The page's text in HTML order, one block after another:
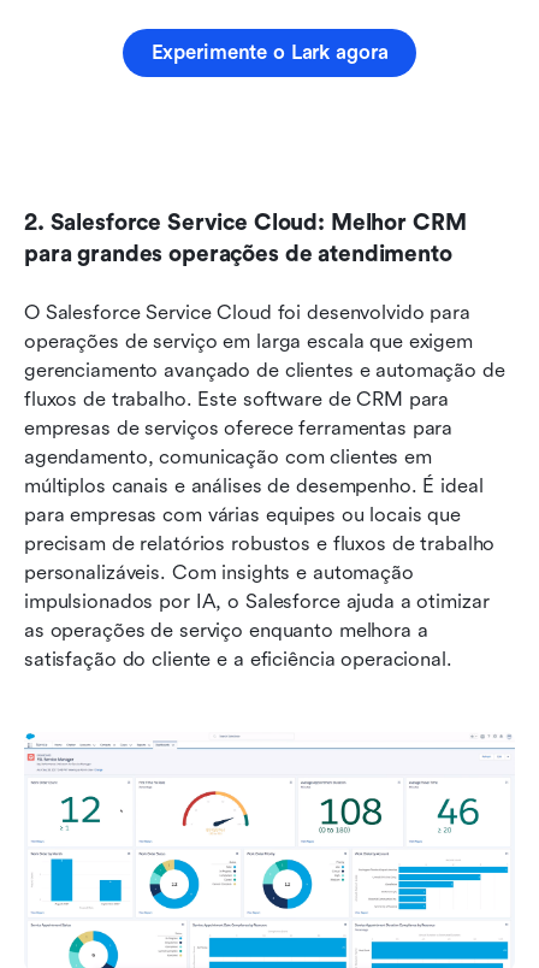
Experimente o Lark agora
2. Salesforce Service Cloud: Melhor CRM
para grandes operações de atendimento
O Salesforce Service Cloud foi desenvolvido para
operações de serviço em larga escala que exigem
gerenciamento avançado de clientes e automação de
fluxos de trabalho. Este software de CRM para
empresas de serviços oferece ferramentas para
agendamento, comunicação com clientes em
múltiplos canais e análises de desempenho. É ideal
para empresas com várias equipes ou locais que
precisam de relatórios robustos e fluxos de trabalho
personalizáveis. Com insights e automação
impulsionados por IA, o Salesforce ajuda a otimizar
as operações de serviço enquanto melhora a
satisfação do cliente e a eficiência operacional.